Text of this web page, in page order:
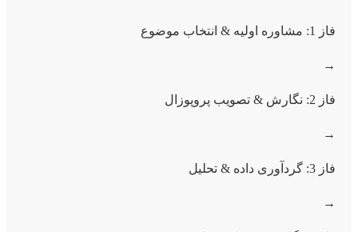
فاز 1: مشاوره اولیه & انتخاب موضوع
→
فاز 2: نگارش & تصویب پروپوزال
→
فاز 3: گردآوری داده & تحلیل
→